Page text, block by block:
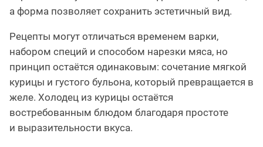
а форма позволяет сохранить эстетичный вид.
Рецепты могут отличаться временем варки,
набором специй и способом нарезки мяса, но
принцип остаётся одинаковым: сочетание мягкой
курицы и густого бульона, который превращается в
желе. Холодец из курицы остаётся
востребованным блюдом благодаря простоте
и выразительности вкуса.